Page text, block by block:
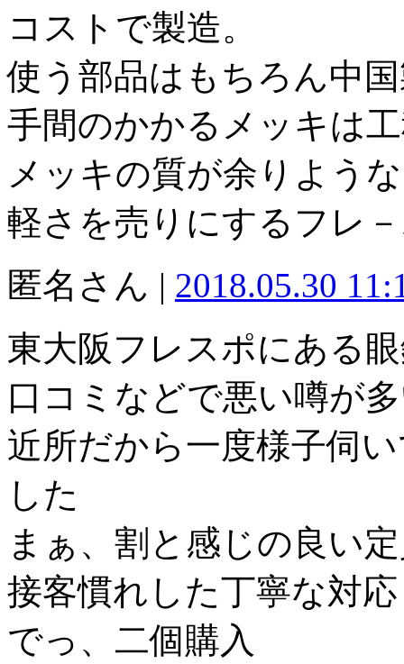
コストで製造。
使う部品はもちろん中
手間のかかるメッキは
メッキの質が余りよう
軽さを売りにするフレ
匿名さん | 2018.05.30
東大阪フレスポにある
口コミなどで悪い噂が
近所だから一度様子伺
した
まぁ、割と感じの良い
接客慣れした丁寧な対応
でっ、二個購入